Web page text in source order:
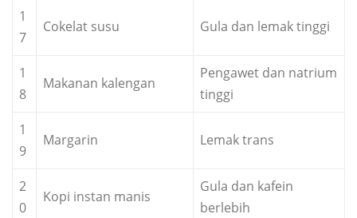
1
7
Cokelat susu Gula dan lemak tinggi
1
8
Makanan kalengan
Pengawet dan natrium
tinggi
1
9
Margarin Lemak trans
2
0
Kopi instan manis
Gula dan kafein
berlebih